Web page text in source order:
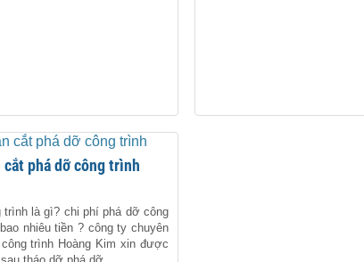
cắt phá dỡ công trình
trình là gì? chi phí phá dỡ công
nhiêu tiền ? công ty chuyên
trình Hoàng Kim xin được